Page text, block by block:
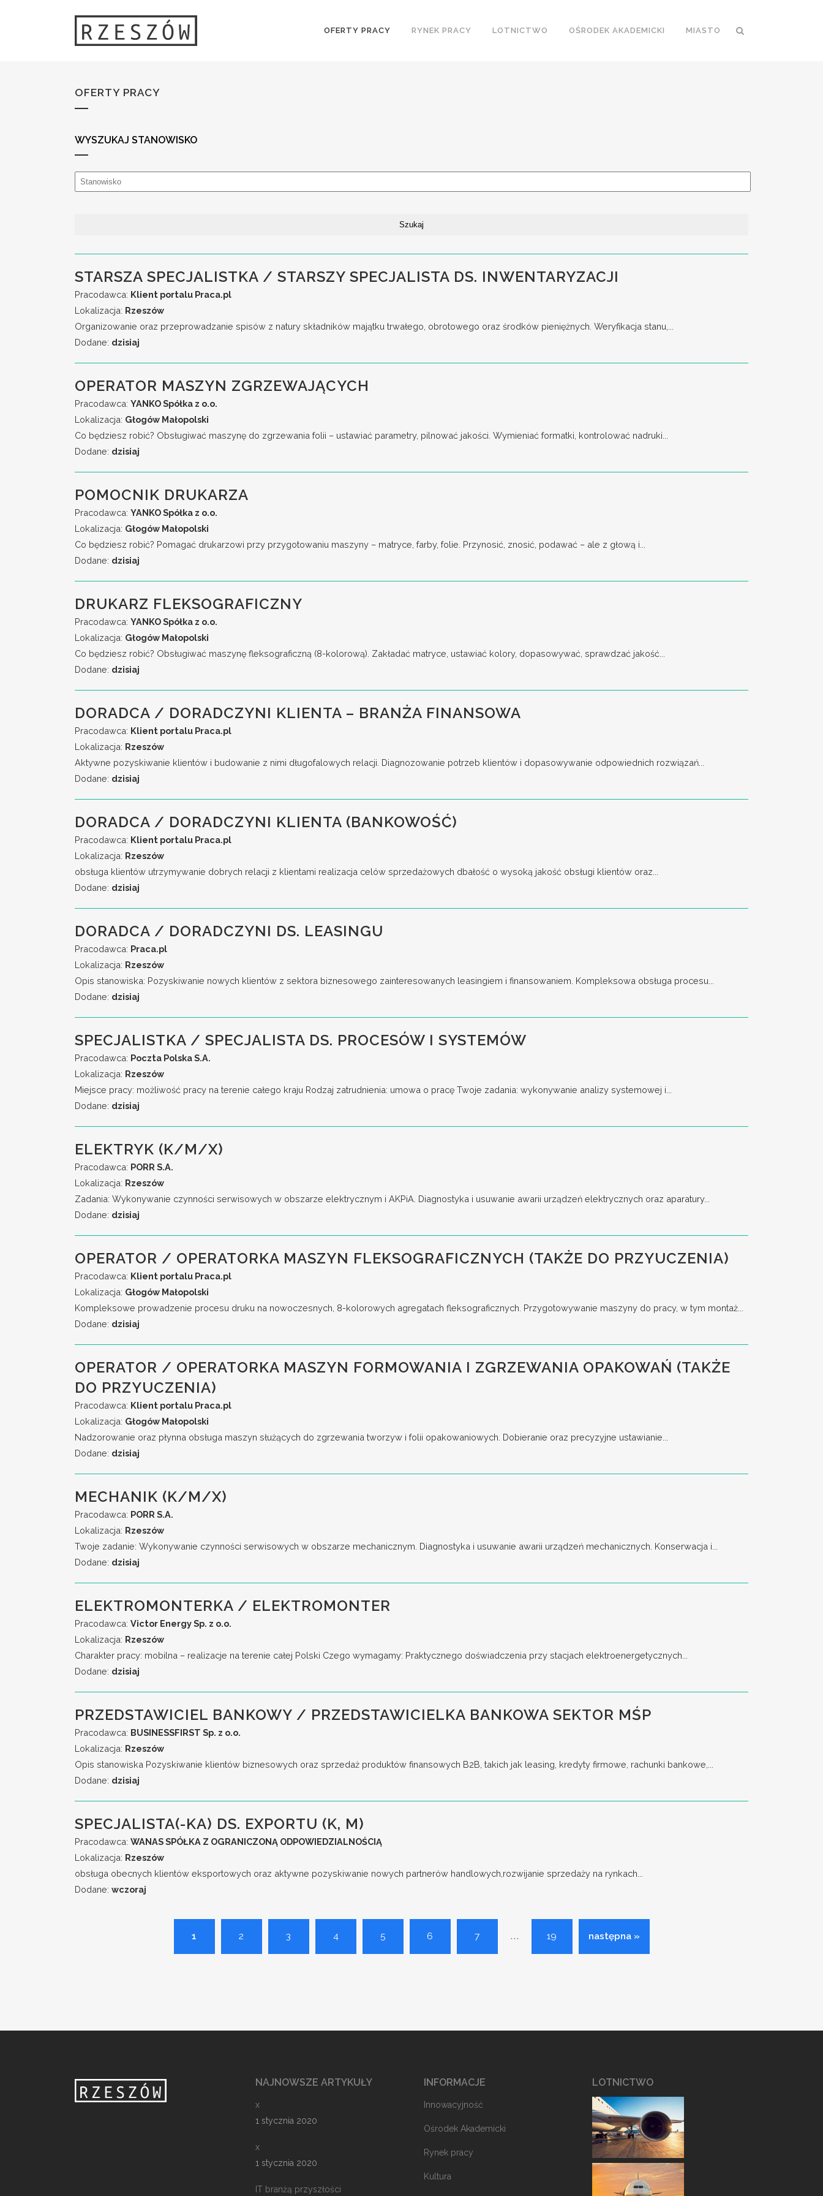
OFERTY PRACY RYNEK PRACY LOTNICTWO OŚRODEK AKADEMICKI MIASTO
OFERTY PRACY
WYSZUKAJ STANOWISKO
STARSZA SPECJALISTKA / STARSZY SPECJALISTA DS. INWENTARYZACJI
Pracodawca: Klient portalu Praca.pl
Lokalizacja: Rzeszów
Organizowanie oraz przeprowadzanie spisów z natury składników majątku trwałego, obrotowego oraz środków pieniężnych. Weryfikacja stanu,...
Dodane: dzisiaj
OPERATOR MASZYN ZGRZEWAJĄCYCH
Pracodawca: YANKO Spółka z o.o.
Lokalizacja: Głogów Małopolski
Co będziesz robić? Obsługiwać maszynę do zgrzewania folii – ustawiać parametry, pilnować jakości. Wymieniać formatki, kontrolować nadruki...
Dodane: dzisiaj
POMOCNIK DRUKARZA
Pracodawca: YANKO Spółka z o.o.
Lokalizacja: Głogów Małopolski
Co będziesz robić? Pomagać drukarzowi przy przygotowaniu maszyny – matryce, farby, folie. Przynosić, znosić, podawać – ale z głową i...
Dodane: dzisiaj
DRUKARZ FLEKSOGRAFICZNY
Pracodawca: YANKO Spółka z o.o.
Lokalizacja: Głogów Małopolski
Co będziesz robić? Obsługiwać maszynę fleksograficzną (8-kolorową). Zakładać matryce, ustawiać kolory, dopasowywać, sprawdzać jakość...
Dodane: dzisiaj
DORADCA / DORADCZYNI KLIENTA – BRANŻA FINANSOWA
Pracodawca: Klient portalu Praca.pl
Lokalizacja: Rzeszów
Aktywne pozyskiwanie klientów i budowanie z nimi długofalowych relacji. Diagnozowanie potrzeb klientów i dopasowywanie odpowiednich rozwiązań...
Dodane: dzisiaj
DORADCA / DORADCZYNI KLIENTA (BANKOWOŚĆ)
Pracodawca: Klient portalu Praca.pl
Lokalizacja: Rzeszów
obsługa klientów utrzymywanie dobrych relacji z klientami realizacja celów sprzedażowych dbałość o wysoką jakość obsługi klientów oraz...
Dodane: dzisiaj
DORADCA / DORADCZYNI DS. LEASINGU
Pracodawca: Praca.pl
Lokalizacja: Rzeszów
Opis stanowiska: Pozyskiwanie nowych klientów z sektora biznesowego zainteresowanych leasingiem i finansowaniem. Kompleksowa obsługa procesu...
Dodane: dzisiaj
SPECJALISTKA / SPECJALISTA DS. PROCESÓW I SYSTEMÓW
Pracodawca: Poczta Polska S.A.
Lokalizacja: Rzeszów
Miejsce pracy: możliwość pracy na terenie całego kraju Rodzaj zatrudnienia: umowa o pracę Twoje zadania: wykonywanie analizy systemowej i...
Dodane: dzisiaj
ELEKTRYK (K/M/X)
Pracodawca: PORR S.A.
Lokalizacja: Rzeszów
Zadania: Wykonywanie czynności serwisowych w obszarze elektrycznym i AKPiA. Diagnostyka i usuwanie awarii urządzeń elektrycznych oraz aparatury...
Dodane: dzisiaj
OPERATOR / OPERATORKA MASZYN FLEKSOGRAFICZNYCH (TAKŻE DO PRZYUCZENIA)
Pracodawca: Klient portalu Praca.pl
Lokalizacja: Głogów Małopolski
Kompleksowe prowadzenie procesu druku na nowoczesnych, 8-kolorowych agregatach fleksograficznych. Przygotowywanie maszyny do pracy, w tym montaż...
Dodane: dzisiaj
OPERATOR / OPERATORKA MASZYN FORMOWANIA I ZGRZEWANIA OPAKOWAŃ (TAKŻE
DO PRZYUCZENIA)
Pracodawca: Klient portalu Praca.pl
Lokalizacja: Głogów Małopolski
Nadzorowanie oraz płynna obsługa maszyn służących do zgrzewania tworzyw i folii opakowaniowych. Dobieranie oraz precyzyjne ustawianie...
Dodane: dzisiaj
MECHANIK (K/M/X)
Pracodawca: PORR S.A.
Lokalizacja: Rzeszów
Twoje zadanie: Wykonywanie czynności serwisowych w obszarze mechanicznym. Diagnostyka i usuwanie awarii urządzeń mechanicznych. Konserwacja i...
Dodane: dzisiaj
ELEKTROMONTERKA / ELEKTROMONTER
Pracodawca: Victor Energy Sp. z o.o.
Lokalizacja: Rzeszów
Charakter pracy: mobilna – realizacje na terenie całej Polski Czego wymagamy: Praktycznego doświadczenia przy stacjach elektroenergetycznych...
Dodane: dzisiaj
PRZEDSTAWICIEL BANKOWY / PRZEDSTAWICIELKA BANKOWA SEKTOR MŚP
Pracodawca: BUSINESSFIRST Sp. z o.o.
Lokalizacja: Rzeszów
Opis stanowiska Pozyskiwanie klientów biznesowych oraz sprzedaż produktów finansowych B2B, takich jak leasing, kredyty firmowe, rachunki bankowe,...
Dodane: dzisiaj
SPECJALISTA(-KA) DS. EXPORTU (K, M)
Pracodawca: WANAS SPÓŁKA Z OGRANICZONĄ ODPOWIEDZIALNOŚCIĄ
Lokalizacja: Rzeszów
obsługa obecnych klientów eksportowych oraz aktywne pozyskiwanie nowych partnerów handlowych,rozwijanie sprzedaży na rynkach...
Dodane: wczoraj
1 2 3 4 5 6 7 ... 19 następna »
NAJNOWSZE ARTYKUŁY
x
1 stycznia 2020
x
1 stycznia 2020
IT branżą przyszłości
INFORMACJE
Innowacyjność
Ośrodek Akademicki
Rynek pracy
Kultura
LOTNICTWO